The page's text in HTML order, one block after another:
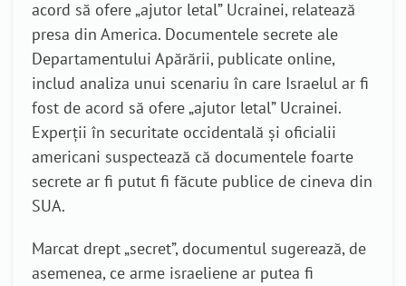
acord să ofere „ajutor letal” Ucrainei, relatează
presa din America. Documentele secrete ale
Departamentului Apărării, publicate online,
includ analiza unui scenariu în care Israelul ar fi
fost de acord să ofere „ajutor letal” Ucrainei.
Experții în securitate occidentală și oficialii
americani suspectează că documentele foarte
secrete ar fi putut fi făcute publice de cineva din
SUA.
Marcat drept „secret”, documentul sugerează, de
asemenea, ce arme israeliene ar putea fi